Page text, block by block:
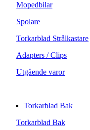
Mopedbilar
Spolare
Torkarblad Strålkastare
Adapters / Clips
Utgående varor
Torkarblad Bak
Torkarblad Bak